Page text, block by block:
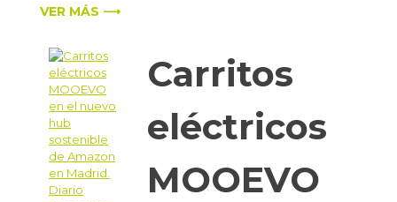
VER MÁS ⟶
Carritos
eléctricos
MOOEVO